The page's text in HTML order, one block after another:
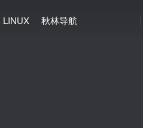
LINUX 秋林导航